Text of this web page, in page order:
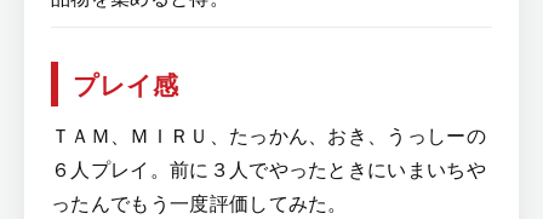
プレイ感
ＴＡＭ、ＭＩＲＵ、たっかん、おき、うっしーの
６人プレイ。前に３人でやったときにいまいちや
ったんでもう一度評価してみた。